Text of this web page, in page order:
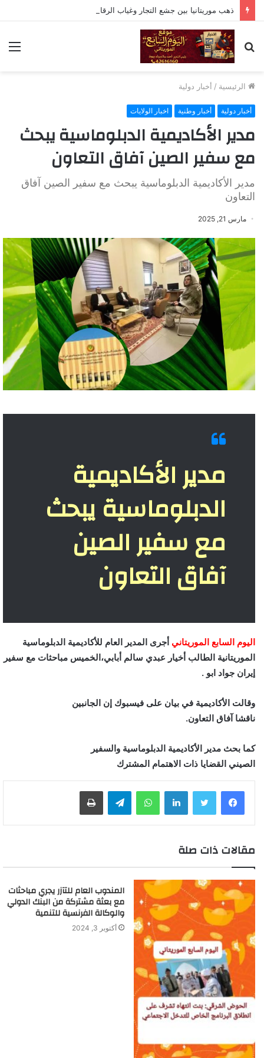
بحث
عن
الرئيسية / أخبار دولية
أخبار دولية أخبار وطنية اخبار الولايات
مدير الأكاديمية الدبلوماسية يبحث
مع سفير الصين آفاق التعاون
مدير الأكاديمية الدبلوماسية يبحث مع سفير الصين آفاق
التعاون
مارس 21, 2025
مدير الأكاديمية
الدبلوماسية يبحث
مع سفير الصين
آفاق التعاون
اليوم السابع الموريتاني أجرى المدير العام للأكاديمية الدبلوماسية
الموريتانية الطالب أخيار عبدي سالم أبابي،الخميس مباحثات مع سفير
إيران جواد ابو .
وقالت الأكاديمية في بيان على فيسبوك إن الجانبين
ناقشا آفاق التعاون.
كما بحث مدير الأكاديمية الدبلوماسية والسفير
الصيني القضايا ذات الاهتمام المشترك
لينكدإن واتساب
مقالات ذات صلة
المندوب العام للتآزر يجري مباحثات
مع بعثة مشتركة من البنك الدولي
والوكالة الفرنسية للتنمية
أكتوبر 3, 2024